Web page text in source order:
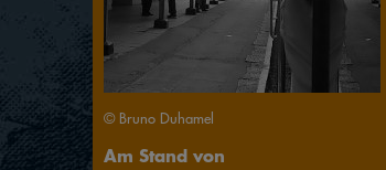
© Bruno Duhamel
Am Stand von